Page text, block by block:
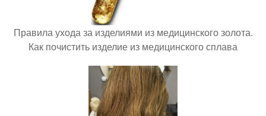
Правила ухода за изделиями из медицинского золота.
Как почистить изделие из медицинского сплава